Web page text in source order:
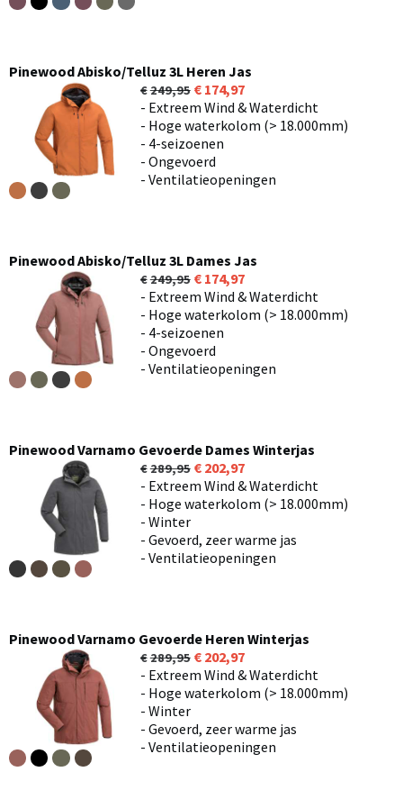
Pinewood Abisko/Telluz 3L Heren Jas
249,95
174,97
- Extreem Wind & Waterdicht
- Hoge waterkolom (> 18.000mm)
- 4-seizoenen
- Ongevoerd
- Ventilatieopeningen
Pinewood Abisko/Telluz 3L Dames Jas
249,95
174,97
- Extreem Wind & Waterdicht
- Hoge waterkolom (> 18.000mm)
- 4-seizoenen
- Ongevoerd
- Ventilatieopeningen
Pinewood Varnamo Gevoerde Dames Winterjas
289,95
202,97
- Extreem Wind & Waterdicht
- Hoge waterkolom (> 18.000mm)
- Winter
- Gevoerd, zeer warme jas
- Ventilatieopeningen
Pinewood Varnamo Gevoerde Heren Winterjas
289,95
202,97
- Extreem Wind & Waterdicht
- Hoge waterkolom (> 18.000mm)
- Winter
- Gevoerd, zeer warme jas
- Ventilatieopeningen